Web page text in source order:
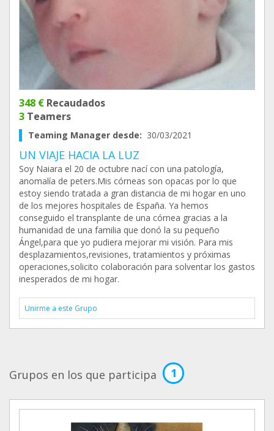
348 € Recaudados
3 Teamers
Teaming Manager desde: 30/03/2021
UN VIAJE HACIA LA LUZ
Soy Naiara el 20 de octubre nací con una patología,
anomalía de peters.Mis córneas son opacas por lo que
estoy siendo tratada a gran distancia de mi hogar en uno
de los mejores hospitales de España. Ya hemos
conseguido el transplante de una córnea gracias a la
humanidad de una familia que donó la su pequeño
Ángel,para que yo pudiera mejorar mi visión. Para mis
desplazamientos,revisiones, tratamientos y próximas
operaciones,solicito colaboración para solventar los gastos
inesperados de mi hogar.
Unirme a este Grupo
Grupos en los que participa 1